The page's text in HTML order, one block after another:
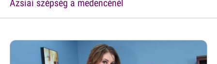
Ázsiai szépség a medencénél